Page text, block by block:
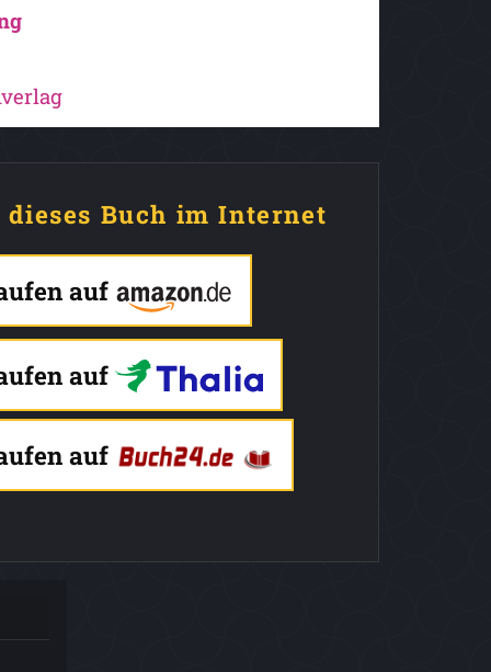
dieses Buch im Internet
auf
auf
auf